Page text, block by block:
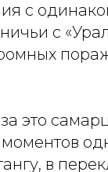
с
с
за это
моментов
в